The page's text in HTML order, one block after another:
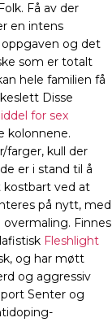
Få av der
en intens
oppgaven og det
som er totalt
hele familien få
Disse
for sex
kolonnene.
farger, kull der
er i stand til å
kostbart ved at
på nytt, med
Finnes
Fleshlight
og har møtt
og aggressiv
Senter og